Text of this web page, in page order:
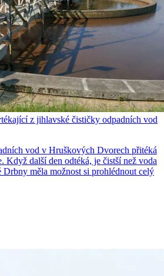
z jihlavské čističky odpadních vod
vod v Hruškových Dvorech přitéká
Když další den odtéká, je čistší než voda
Drbny měla možnost si prohlédnout celý